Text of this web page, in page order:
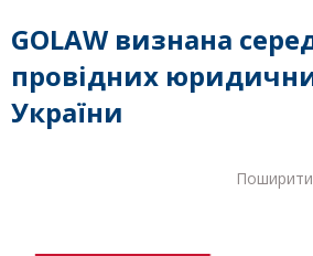
GOLAW визнана
провідних
України